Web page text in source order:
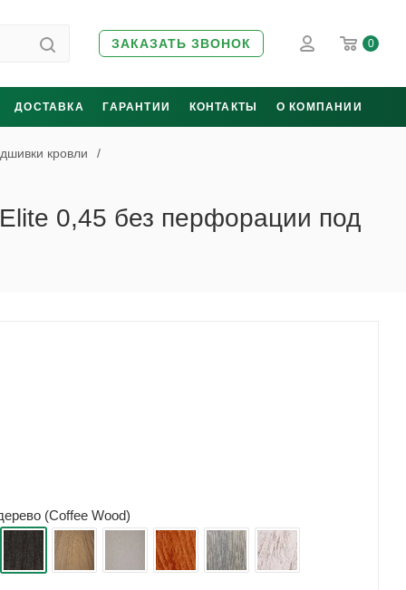
ЗАКАЗАТЬ ЗВОНОК 0
ДОСТАВКА ГАРАНТИИ КОНТАКТЫ О КОМПАНИИ
кровли /
0,45 без перфорации под
(Coffee Wood)